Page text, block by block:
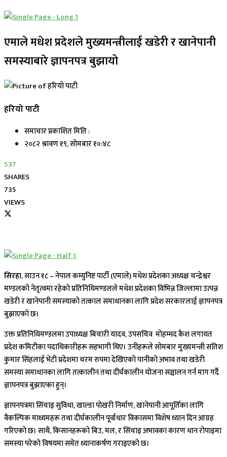
एमाले मधेश प्रदेशले मुख्यमन्त्रीलाई खडेरी र खानेपानी
समस्याबारे ज्ञापनपत्र बुझायो
हरियो पाटी
समाचार प्रकाशित मिति :
२०८२ श्रावण १९, सोमबार १०:४८
537
SHARES
735
VIEWS
सिरहा, साउन १८ – नेपाल कम्युनिष्ट पार्टी (एमाले) मधेश प्रदेशका अध्यक्ष चन्द्रेश्वर
मण्डलको नेतृत्वमा रहेको प्रतिनिधिमण्डलले मधेश प्रदेशका विभिन्न जिल्लामा उत्पन्न
खडेरी र खानेपानी समस्याको तत्काल समाधानका लागि प्रदेश सरकारलाई ज्ञापनपत्र
बुझाएको छ।
उक्त प्रतिनिधिमण्डलमा उपाध्यक्ष बिचारी यादव, उपसचिव मोहम्मद कैश लगायत
प्रदेश कमिटीका पदाधिकारीहरू सहभागी थिए। उनीहरूले सोमबार मुख्यमन्त्री सतिश
कुमार सिंहलाई भेटी प्रदेशमा चरम रुपमा देखिएको पानीको अभाव तथा खडेरी
समस्या समाधानका लागि तत्कालीन तथा दीर्घकालीन योजना सञ्चालन गर्न माग गर्दै
ज्ञापनपत्र बुझाएका हुन्।
ज्ञापनपत्रमा सिंचाइ सुविधा, खाल्डा पोखरी निर्माण, खानेपानी आपूर्तिका लागि
वैकल्पिक माध्यमहरू तथा दीर्घकालीन पूर्वाधार विकासमा विशेष ध्यान दिन आग्रह
गरिएको छ। साथै, किसानहरूको बिउ, मल, र सिंचाइ अभावका कारण धान रोपाइमा
समस्या परेको विषयमा समेत ध्यानाकर्षण गराइएको छ।